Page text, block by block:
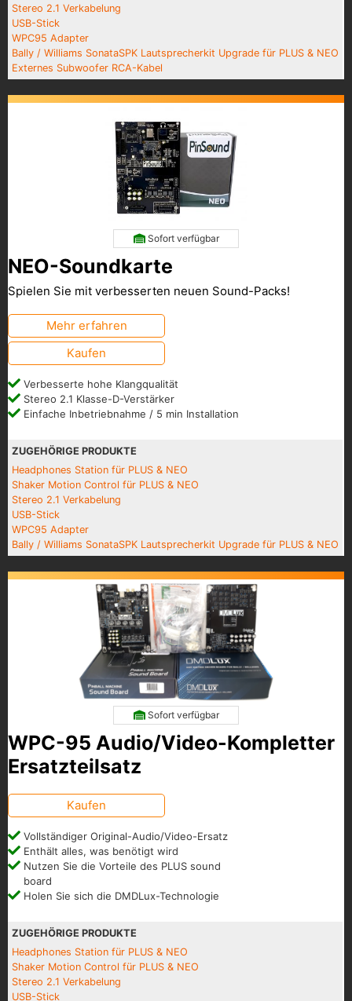
Stereo 2.1 Verkabelung
USB-Stick
WPC95 Adapter
Bally / Williams SonataSPK Lautsprecherkit Upgrade für PLUS & NEO
Externes Subwoofer RCA-Kabel
Sofort verfügbar
NEO-Soundkarte
Spielen Sie mit verbesserten neuen Sound-Packs!
Mehr erfahren
Kaufen
Verbesserte hohe Klangqualität
Stereo 2.1 Klasse-D-Verstärker
Einfache Inbetriebnahme / 5 min Installation
ZUGEHÖRIGE PRODUKTE
Headphones Station für PLUS & NEO
Shaker Motion Control für PLUS & NEO
Stereo 2.1 Verkabelung
USB-Stick
WPC95 Adapter
Bally / Williams SonataSPK Lautsprecherkit Upgrade für PLUS & NEO
Sofort verfügbar
WPC-95 Audio/Video-Kompletter
Ersatzteilsatz
Kaufen
Vollständiger Original-Audio/Video-Ersatz
Enthält alles, was benötigt wird
Nutzen Sie die Vorteile des PLUS sound
board
Holen Sie sich die DMDLux-Technologie
ZUGEHÖRIGE PRODUKTE
Headphones Station für PLUS & NEO
Shaker Motion Control für PLUS & NEO
Stereo 2.1 Verkabelung
USB-Stick